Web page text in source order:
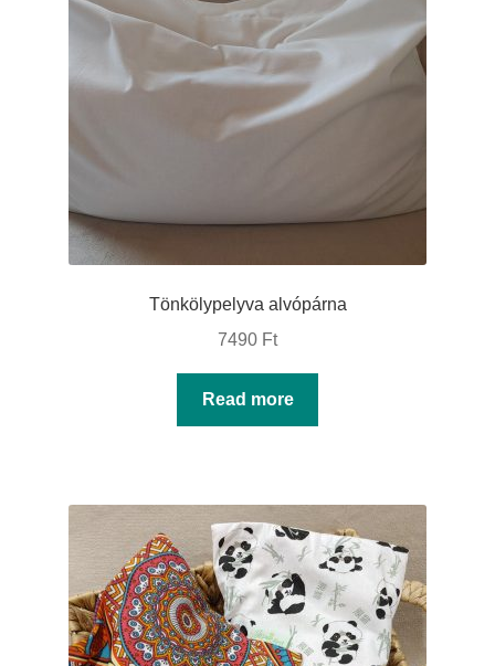
Tönkölypelyva alvópárna
7490 Ft
Read more